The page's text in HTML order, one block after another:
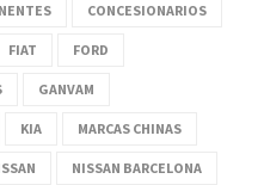
CONCESIONARIOS
FIAT FORD
GANVAM
KIA MARCAS CHINAS
NISSAN BARCELONA